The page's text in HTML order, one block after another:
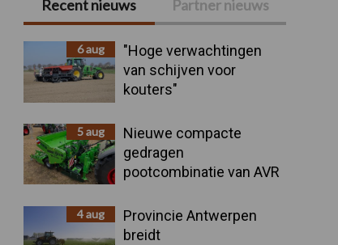
Primaire
Sidebar
Recent nieuws Partner nieuws
6 aug
"Hoge verwachtingen
van schijven voor
kouters"
5 aug
Nieuwe compacte
gedragen
pootcombinatie van AVR
4 aug
Provincie Antwerpen
breidt